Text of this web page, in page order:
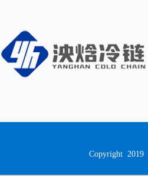
Copyright 2019